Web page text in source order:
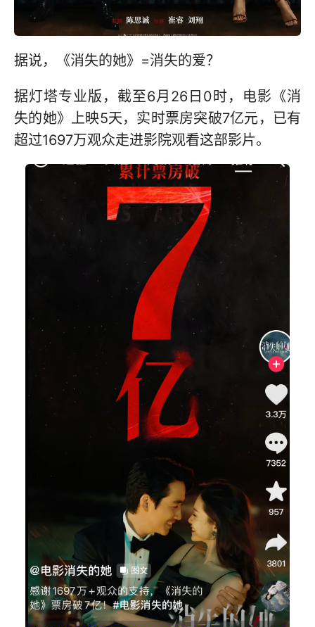
据说，《消失的她》=消失的爱？
据灯塔专业版，截至6月26日0时，电影《消
失的她》上映5天，实时票房突破7亿元，已有
超过1697万观众走进影院观看这部影片。